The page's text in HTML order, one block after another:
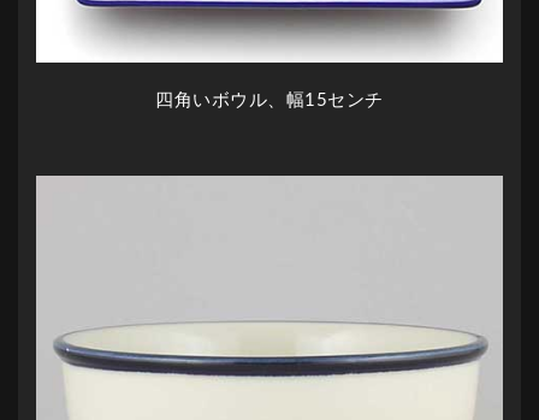
四角いボウル、幅15センチ